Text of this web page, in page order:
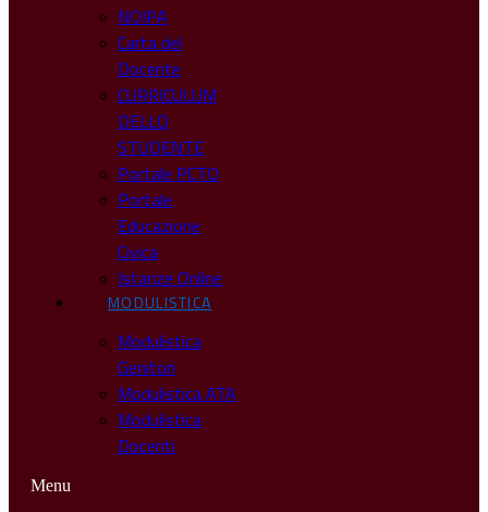
NOIPA
Carta del
Docente
CURRICULUM
DELLO
STUDENTE
Portale PCTO
Portale
Educazione
Civica
Istanze Online
MODULISTICA
Modulistica
Genitori
Modulistica ATA
Modulistica
Docenti
Menu